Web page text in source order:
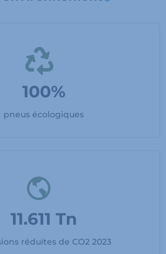
100%
pneus écologiques
11.611 Tn
réduites de CO2 2023